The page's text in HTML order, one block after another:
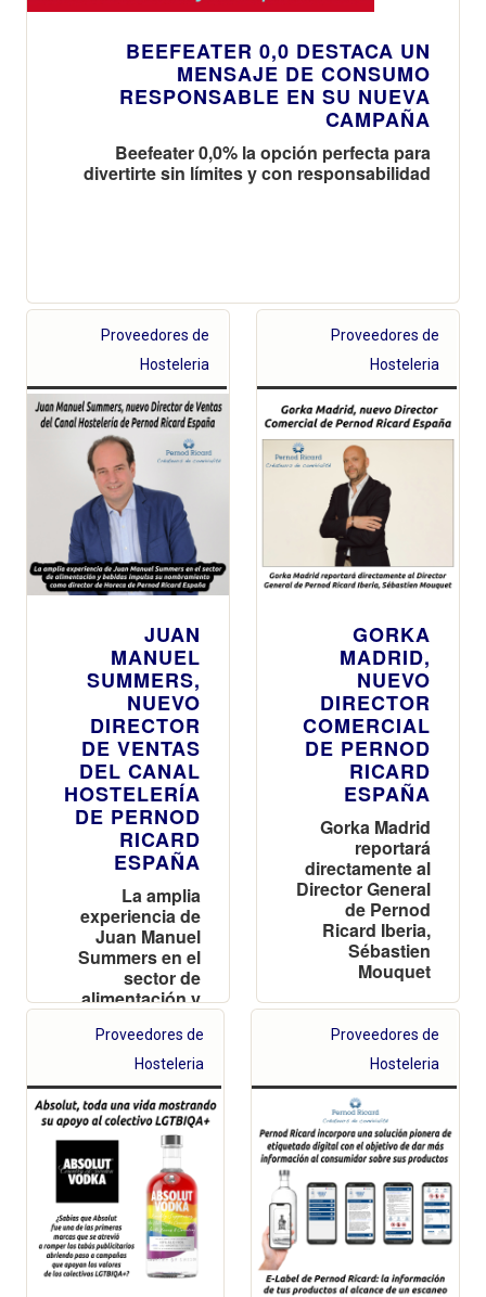
BEEFEATER 0,0 DESTACA UN
MENSAJE DE CONSUMO
RESPONSABLE EN SU NUEVA
CAMPAÑA
Beefeater 0,0% la opción perfecta para
divertirte sin límites y con responsabilidad
Proveedores de
Hosteleria
JUAN
MANUEL
SUMMERS,
NUEVO
DIRECTOR
DE VENTAS
DEL CANAL
HOSTELERÍA
DE PERNOD
RICARD
ESPAÑA
La amplia
experiencia de
Juan Manuel
Summers en el
sector de
alimentación y
impulsa su
nombramiento
como director
de Horeca de
Pernod Ricard
España
Proveedores de
Hosteleria
GORKA
MADRID,
NUEVO
DIRECTOR
COMERCIAL
DE PERNOD
RICARD
ESPAÑA
Gorka Madrid
reportará
directamente al
Director General
de Pernod
Ricard Iberia,
Sébastien
Mouquet
Proveedores de
Hosteleria
Proveedores de
Hosteleria